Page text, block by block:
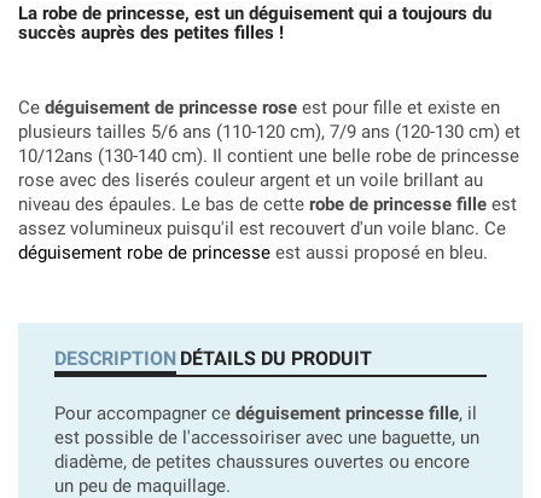
La robe de princesse, est un déguisement qui a toujours du
succès auprès des petites filles !
Ce déguisement de princesse rose est pour fille et existe en
plusieurs tailles 5/6 ans (110-120 cm), 7/9 ans (120-130 cm) et
10/12ans (130-140 cm). Il contient une belle robe de princesse
rose avec des liserés couleur argent et un voile brillant au
niveau des épaules. Le bas de cette robe de princesse fille est
assez volumineux puisqu'il est recouvert d'un voile blanc. Ce
déguisement robe de princesse est aussi proposé en bleu.
DESCRIPTION DÉTAILS DU PRODUIT
Pour accompagner ce déguisement princesse fille, il
est possible de l'accessoiriser avec une baguette, un
diadème, de petites chaussures ouvertes ou encore
un peu de maquillage.